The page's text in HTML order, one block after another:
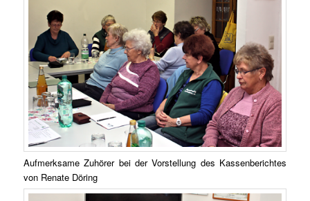
Aufmerksame Zuhörer bei der Vorstellung des Kassenberichtes
von Renate Döring